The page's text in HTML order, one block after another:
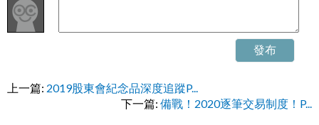
發布
上一篇: 2019股東會紀念品深度追蹤P...
下一篇: 備戰！2020逐筆交易制度！P...